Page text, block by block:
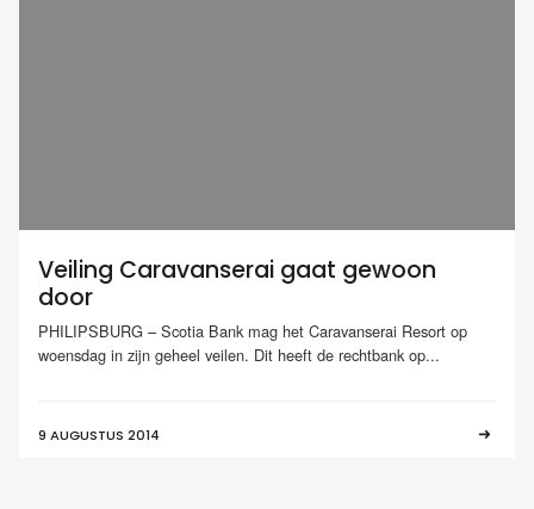
Veiling Caravanserai gaat gewoon
door
PHILIPSBURG – Scotia Bank mag het Caravanserai Resort op
woensdag in zijn geheel veilen. Dit heeft de rechtbank op...
9 AUGUSTUS 2014